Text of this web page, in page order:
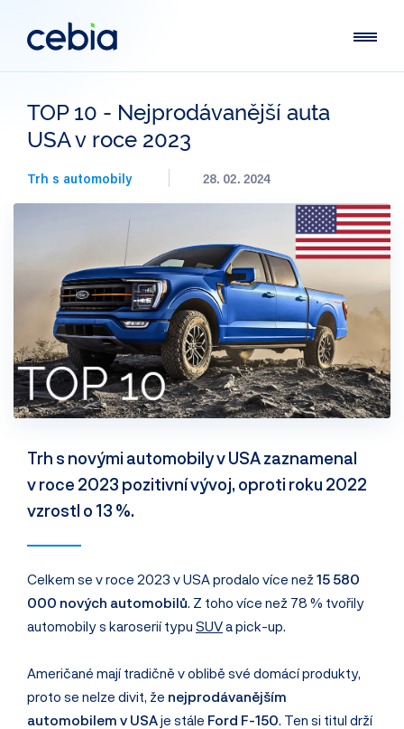
TOP 10 - Nejprodávanější auta
USA v roce 2023
Trh s automobily 28. 02. 2024
Trh s novými automobily v USA zaznamenal
v roce 2023 pozitivní vývoj, oproti roku 2022
vzrostl o 13 %.
Celkem se v roce 2023 v USA prodalo více než 15 580
000 nových automobilů. Z toho více než 78 % tvořily
automobily s karoserií typu SUVa pick-up.
Američané mají tradičně v oblibě své domácí produkty,
proto se nelze divit, že nejprodávanějším
automobilem v USAje stále Ford F-150. Ten si titul drží